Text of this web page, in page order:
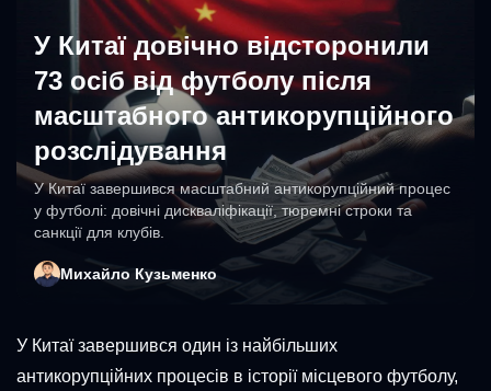
У Китаї довічно відсторонили
73 осіб від футболу після
масштабного антикорупційного
розслідування
У Китаї завершився масштабний антикорупційний процес
у футболі: довічні дискваліфікації, тюремні строки та
санкції для клубів.
Михайло Кузьменко
У Китаї завершився один із найбільших
антикорупційних процесів в історії місцевого футболу,